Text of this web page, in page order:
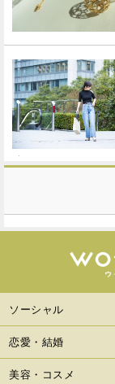
ソーシャル
恋愛・結婚
美容・コスメ